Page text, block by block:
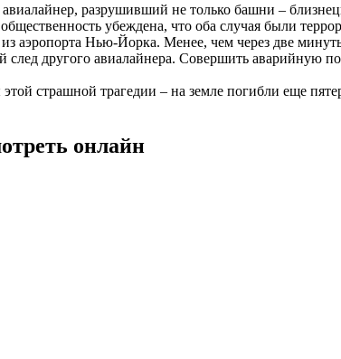
разрушивший не только башни –
убеждена, что оба случая были
Нью-Йорка. Менее, чем через две
другого авиалайнера. Совершить аварийную
страшной трагедии – на земле погибли еще
онлайн